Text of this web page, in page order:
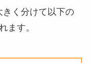
きく分けて以下の
ます。